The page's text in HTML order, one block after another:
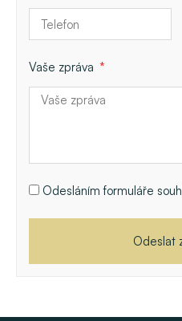
Vaše zpráva
Odesláním formuláře
Odeslat